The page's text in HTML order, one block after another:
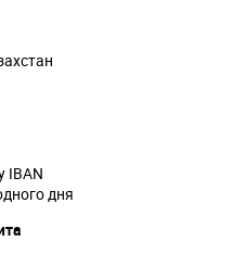
IBAN
дня